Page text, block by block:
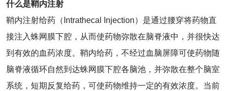
什么是鞘内注射
鞘内注射给药（Intrathecal Injection）是通过腰穿将药物直
接注入蛛网膜下腔，从而使药物弥散在脑脊液中，并很快达
到有效的血药浓度。鞘内给药，不经过血脑屏障可使药物随
脑脊液循环自然到达蛛网膜下腔各脑池，并弥散在整个脑室
系统，短期反复给药，可使药物维持一定的有效浓度。当前